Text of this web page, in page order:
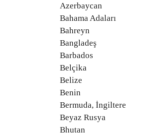
Azerbaycan
Bahama Adaları
Bahreyn
Bangladeş
Barbados
Belçika
Belize
Benin
Bermuda, İngiltere
Beyaz Rusya
Bhutan